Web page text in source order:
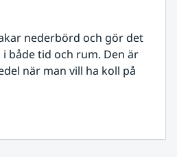
nederbörd och gör det
både tid och rum. Den är
när man vill ha koll på